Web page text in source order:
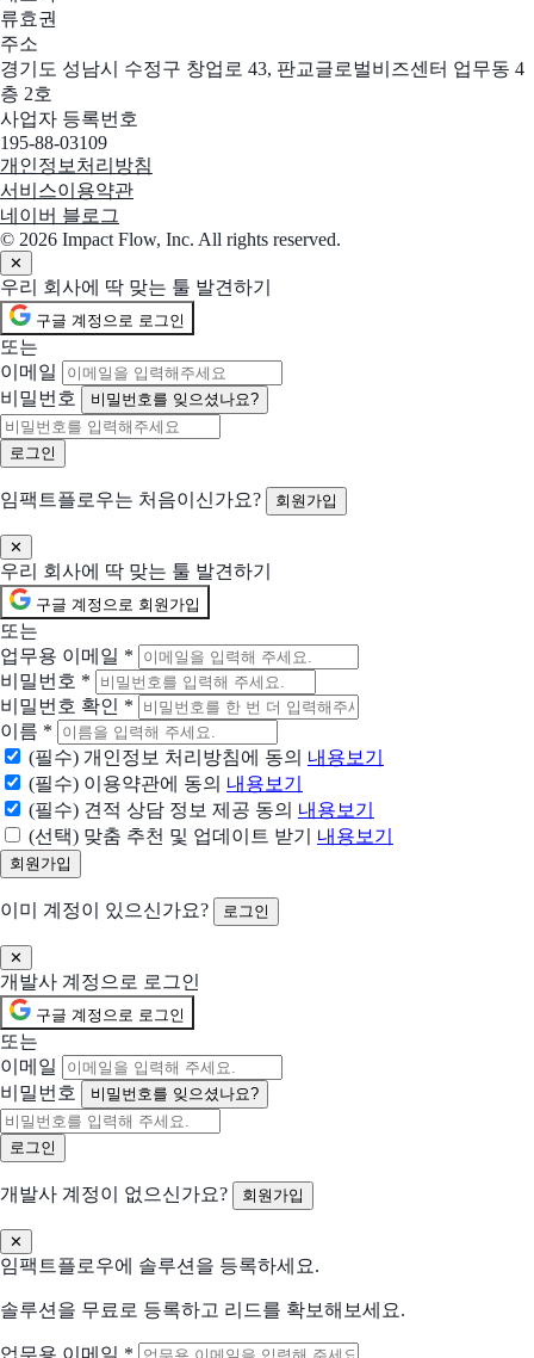
류효권
주소
경기도 성남시 수정구 창업로 43, 판교글로벌비즈센터 업무동 4
층 2호
사업자 등록번호
195-88-03109
개인정보처리방침
서비스이용약관
네이버 블로그
© 2026 Impact Flow, Inc. All rights reserved.
✕
우리 회사에 딱 맞는 툴 발견하기
구글 계정으로 로그인
또는
이메일
비밀번호
비밀번호를 잊으셨나요?
임팩트플로우는 처음이신가요? 회원가입
✕
우리 회사에 딱 맞는 툴 발견하기
구글 계정으로 회원가입
또는
업무용 이메일 *
비밀번호 *
비밀번호 확인 *
이름 *
(필수) 개인정보 처리방침에 동의 내용보기
(필수) 이용약관에 동의 내용보기
(필수) 견적 상담 정보 제공 동의 내용보기
(선택) 맞춤 추천 및 업데이트 받기
내용보기
이미 계정이 있으신가요? 로그인
✕
개발사 계정으로 로그인
구글 계정으로 로그인
또는
이메일
비밀번호
비밀번호를 잊으셨나요?
개발사 계정이 없으신가요? 회원가입
✕
임팩트플로우에 솔루션을 등록하세요.
솔루션을 무료로 등록하고 리드를 확보해보세요.
업무용 이메일 *